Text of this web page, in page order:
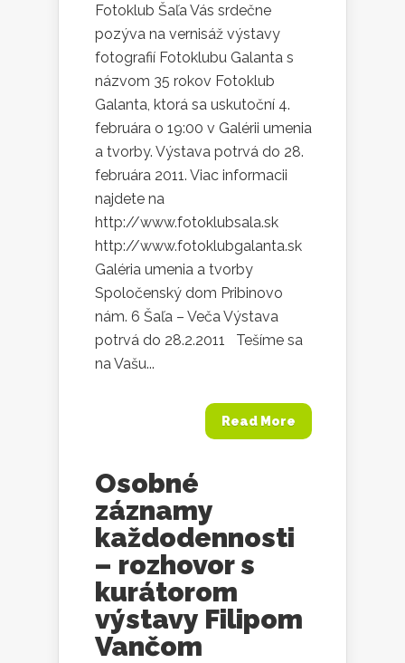
Fotoklub Šaľa Vás srdečne
pozýva na vernisáž výstavy
fotografií Fotoklubu Galanta s
názvom 35 rokov Fotoklub
Galanta, ktorá sa uskutoční 4.
februára o 19:00 v Galérii umenia
a tvorby. Výstava potrvá do 28.
februára 2011. Viac informacii
najdete na
http://www.fotoklubsala.sk
http://www.fotoklubgalanta.sk
Galéria umenia a tvorby
Spoločenský dom Pribinovo
nám. 6 Šaľa – Veča Výstava
potrvá do 28.2.2011 Tešíme sa
na Vašu...
Read More
Osobné
záznamy
každodennosti
– rozhovor s
kurátorom
výstavy Filipom
Vančom